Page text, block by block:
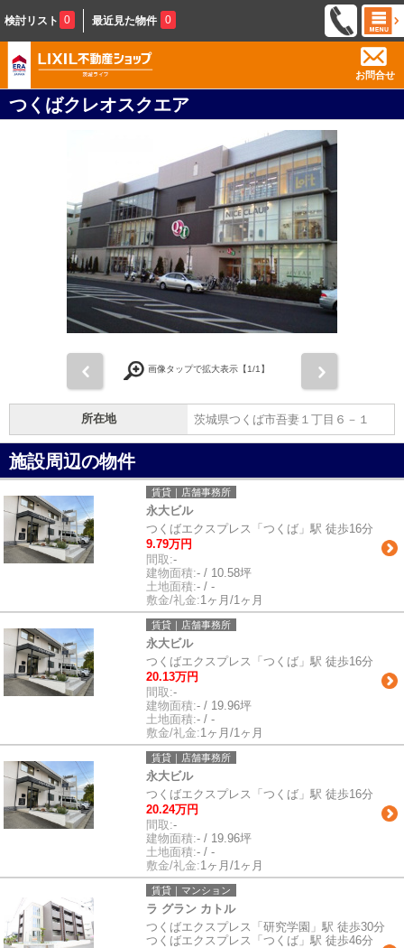
検討リスト 0 最近見た物件 0
お問合せ
つくばクレオスクエア
画像タップで拡大表示【1/1】
所在地 茨城県つくば市吾妻１丁目６－１
施設周辺の物件
賃貸｜店舗事務所
永大ビル
つくばエクスプレス「つくば」駅 徒歩16分
9.79万円
間取:-
建物面積:- / 10.58坪
土地面積:- / -
敷金/礼金:1ヶ月/1ヶ月
賃貸｜店舗事務所
永大ビル
つくばエクスプレス「つくば」駅 徒歩16分
20.13万円
間取:-
建物面積:- / 19.96坪
土地面積:- / -
敷金/礼金:1ヶ月/1ヶ月
賃貸｜店舗事務所
永大ビル
つくばエクスプレス「つくば」駅 徒歩16分
20.24万円
間取:-
建物面積:- / 19.96坪
土地面積:- / -
敷金/礼金:1ヶ月/1ヶ月
賃貸｜マンション
ラ グラン カトル
つくばエクスプレス「研究学園」駅 徒歩30分
つくばエクスプレス「つくば」駅 徒歩46分